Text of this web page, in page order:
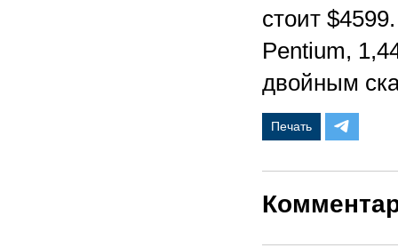
стоит
Pentium,
двойным
Печать